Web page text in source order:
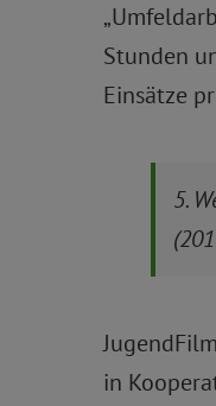
Stunden
Einsätze
5.
in